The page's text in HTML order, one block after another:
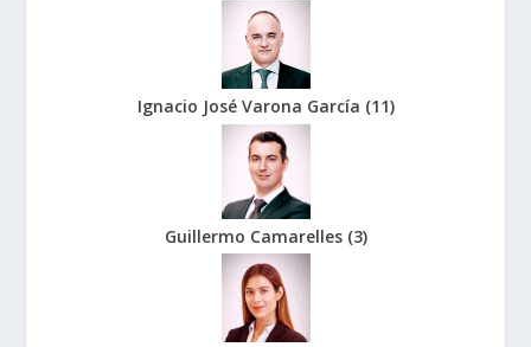
Ignacio José Varona García (11)
Guillermo Camarelles (3)